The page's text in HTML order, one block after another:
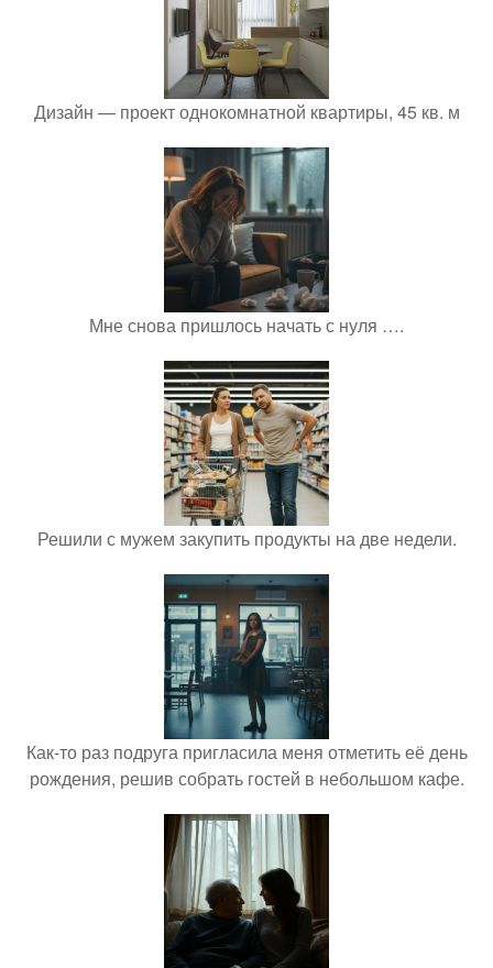
Дизайн — проект однокомнатной квартиры, 45 кв. м
Мне снова пришлось начать с нуля ….
Решили с мужем закупить продукты на две недели.
Как-то раз подруга пригласила меня отметить её день
рождения, решив собрать гостей в небольшом кафе.